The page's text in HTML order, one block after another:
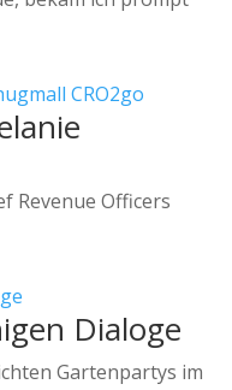
Revenue Officers
Dialoge
Gartenpartys im